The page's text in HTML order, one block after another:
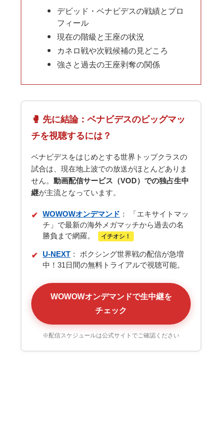
デビッド・ベナビデスの戦績とプロ
フィール
現在の階級と王座の状況
カネロ戦や次戦候補の見どころ
強さと過去の王座剥奪の関係
🥊 先に結論：ベナビデスのビッグマッ
チを視聴するには？
ベナビデスをはじめとする世界トップクラスの
試合は、現在地上波での放送がほとんどありま
せん。動画配信サービス（VOD）での独占生中
継が主流となっています。
✔ WOWOWオンデマンド ： 「エキサイトマッ
チ」で最新の海外メガマッチから過去の名
勝負まで網羅。
イチオシ！
✔ U-NEXT ： ボクシング世界戦の配信が急増
中！31日間の無料トライアルで視聴可能。
WOWOWオンデマンドで生中継を
チェック
※配信スケジュールは公式サイトでご確認ください